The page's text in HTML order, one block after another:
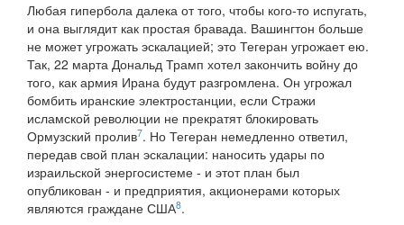
Любая гипербола далека от того, чтобы кого-то испугать,
и она выглядит как простая бравада. Вашингтон больше
не может угрожать эскалацией; это Тегеран угрожает ею.
Так, 22 марта Дональд Трамп хотел закончить войну до
того, как армия Ирана будут разгромлена. Он угрожал
бомбить иранские электростанции, если Стражи
исламской революции не прекратят блокировать
Ормузский пролив7. Но Тегеран немедленно ответил,
передав свой план эскалации: наносить удары по
израильской энергосистеме - и этот план был
опубликован - и предприятия, акционерами которых
являются граждане США8.